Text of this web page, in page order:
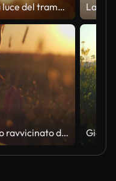
Bella luce del tramonto, la croce di Gesù e il cristiano che legge la Bibbia
Colpo ravvicinato di mani femminili unite in un gesto di preghiera sullo sfondo del tramonto della natura al rallentatore. Donna spirituale che unisce le palme Namaste nella luce della sera dorata all'aperto. Concetto di mente dello spirito corporeo